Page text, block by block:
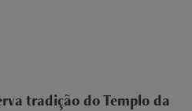
tradição do Templo da